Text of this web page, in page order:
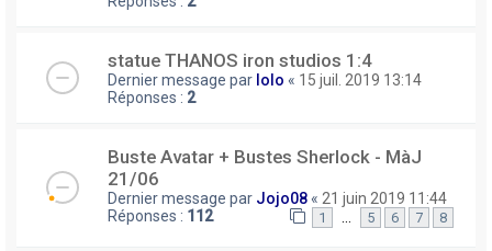
statue THANOS iron studios 1:4
Dernier message par lolo « 15 juil. 2019 13:14
Réponses : 2
Buste Avatar + Bustes Sherlock - MàJ
21/06
Dernier message par Jojo08 « 21 juin 2019 11:44
Réponses : 112 1 … 5 6 7 8